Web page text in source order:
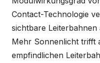
Contact-Technologie
sichtbare
Mehr Sonnenlicht trifft
empfindlichen